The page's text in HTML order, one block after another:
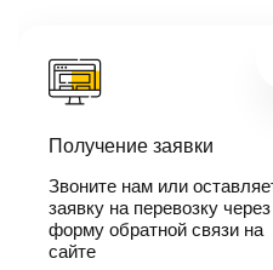
менеджер-
свяжется с
вами,
согласует
детали
автоперевозки,
Получение заявки
Звоните нам или
заявку на перевозку через
форму обратной связи на
сайте